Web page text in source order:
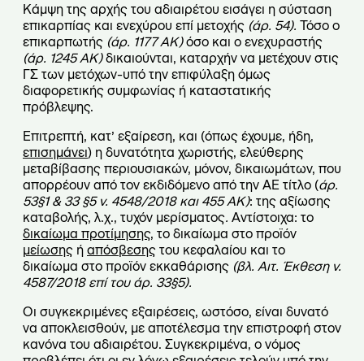
Κάμψη της αρχής του αδιαιρέτου εισάγει η σύσταση
επικαρπίας και ενεχύρου επί μετοχής (άρ. 54). Τόσο ο
επικαρπωτής (άρ. 1177 ΑΚ)όσο και ο ενεχυραστής
(άρ. 1245 ΑΚ)δικαιούνται, καταρχήν να μετέχουν στις
ΓΣ των μετόχων-υπό την επιφύλαξη όμως
διαφορετικής συμφωνίας ή καταστατικής
πρόβλεψης.
Επιτρεπτή, κατ’ εξαίρεση, και (όπως έχουμε, ήδη,
επισημάνει) η δυνατότητα χωριστής, ελεύθερης
μεταβίβασης περιουσιακών, μόνον, δικαιωμάτων, που
απορρέουν από τον εκδιδόμενο από την ΑΕ τίτλο (άρ.
53§1 & 33 §5 ν. 4548/2018 και 455 ΑΚ): της αξίωσης
καταβολής, λ.χ., τυχόν μερίσματος. Αντίστοιχα: το
δικαίωμα προτίμησης, το δικαίωμα στο προϊόν
μείωσης ή απόσβεσης του κεφαλαίου και το
δικαίωμα στο προϊόν εκκαθάρισης (βλ. Αιτ. Έκθεση ν.
4587/2018 επί του άρ. 33§5).
Οι συγκεκριμένες εξαιρέσεις, ωστόσο, είναι δυνατό
να αποκλεισθούν, με αποτέλεσμα την επιστροφή στον
κανόνα του αδιαιρέτου. Συγκεκριμένα, ο νόμος